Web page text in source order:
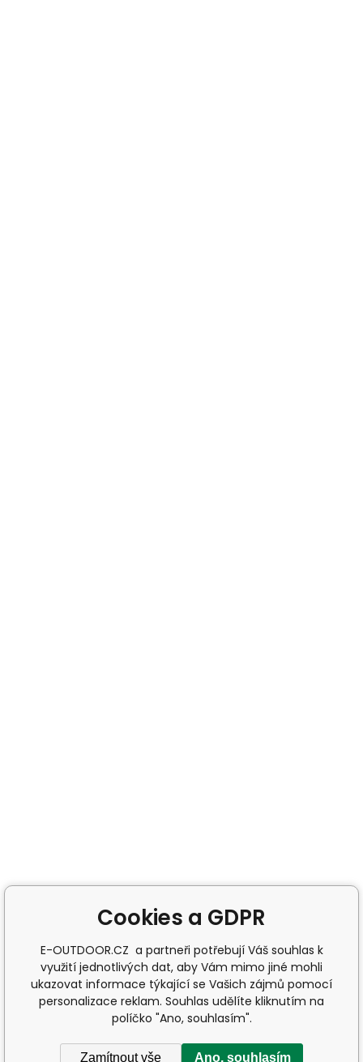
Cookies a GDPR
E-OUTDOOR.CZ a partneři potřebují Váš souhlas k
využití jednotlivých dat, aby Vám mimo jiné mohli
ukazovat informace týkající se Vašich zájmů pomocí
personalizace reklam. Souhlas udělíte kliknutím na
políčko "Ano, souhlasím".
Zamítnout vše Ano, souhlasím